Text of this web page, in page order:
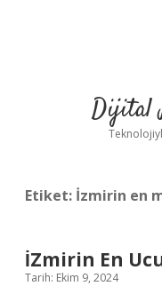
Dijital
Etiket: İzmirin en
İZmirin En
Tarih: Ekim 9, 2024